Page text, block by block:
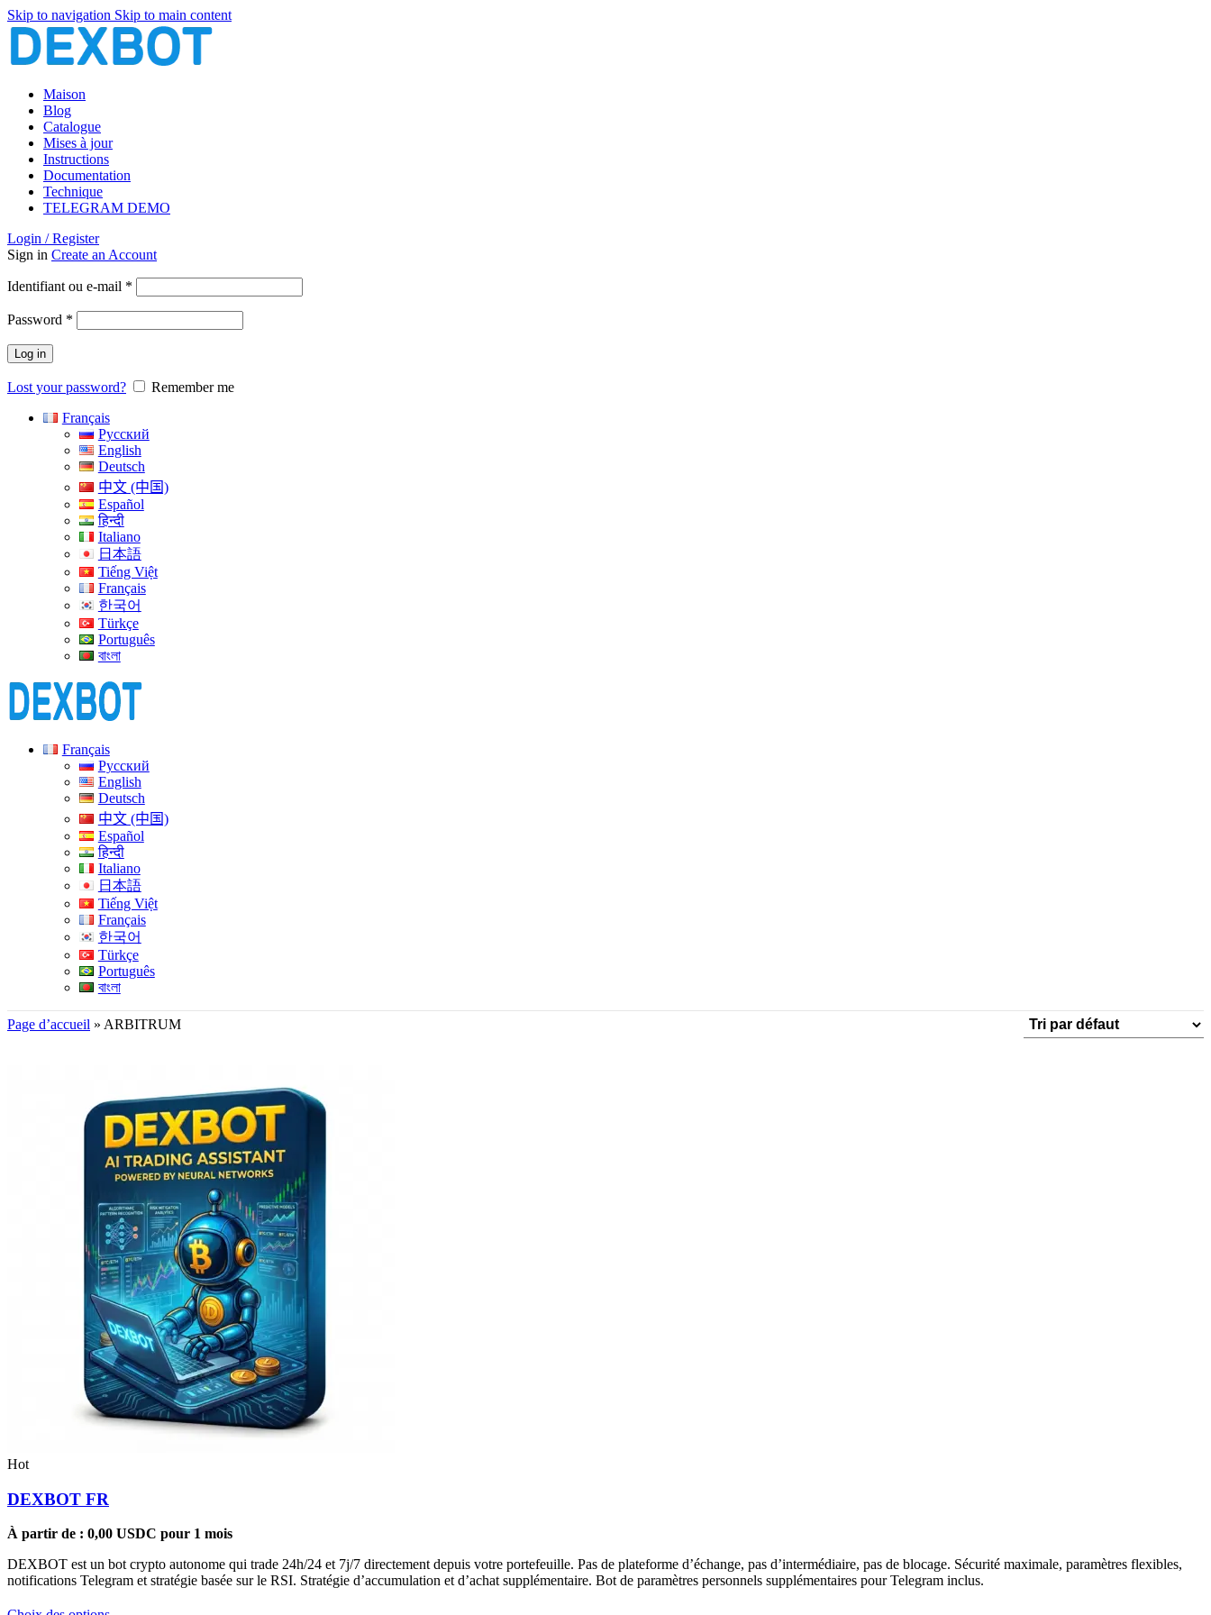
Skip to navigation Skip to main content
Maison
Blog
Catalogue
Mises à jour
Instructions
Documentation
Technique
TELEGRAM DEMO
Login / Register
Sign in Create an Account
Identifiant ou e-mail *
Password *
Log in
Lost your password?
Remember me
Français
Русский
English
Deutsch
中文 (中国)
Español
हिन्दी
Italiano
日本語
Tiếng Việt
Français
한국어
Türkçe
Português
বাংলা
Français
Русский
English
Deutsch
中文 (中国)
Español
हिन्दी
Italiano
日本語
Tiếng Việt
Français
한국어
Türkçe
Português
বাংলা
Page d’accueil » ARBITRUM
Hot
DEXBOT FR
À partir de : 0,00 USDC pour 1 mois
DEXBOT est un bot crypto autonome qui trade 24h/24 et 7j/7 directement depuis votre portefeuille. Pas de plateforme d’échange, pas d’intermédiaire, pas de blocage. Sécurité maximale, paramètres flexibles,
notifications Telegram et stratégie basée sur le RSI. Stratégie d’accumulation et d’achat supplémentaire. Bot de paramètres personnels supplémentaires pour Telegram inclus.